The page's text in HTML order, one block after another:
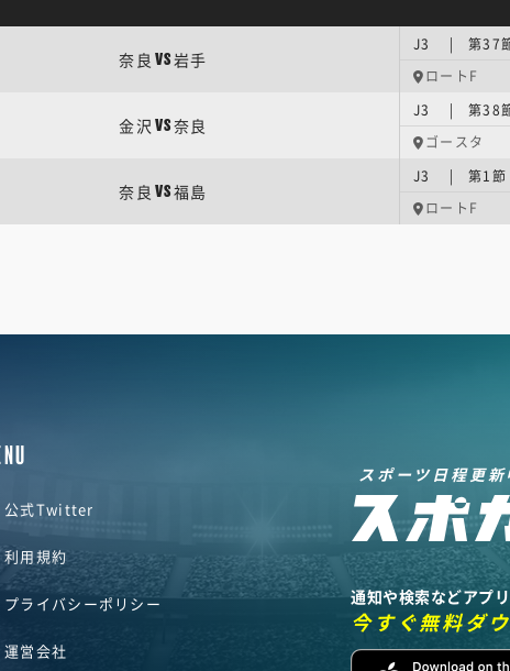
奈良 VS岩手
J3 | 第37
ロートF
金沢 VS奈良
J3 | 第38
ゴースタ
奈良 VS福島
J3 | 第1節
ロートF
公式Twitter
利用規約
プライバシーポリシー
運営会社
スポーツ日程更新
通知や検索などアプ
今すぐ無料ダ